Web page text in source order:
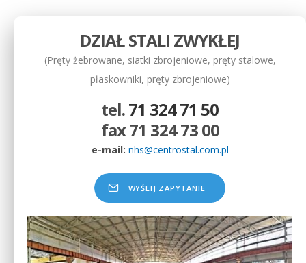
DZIAŁ STALI ZWYKŁEJ
(Pręty żebrowane, siatki zbrojeniowe, pręty stalowe,
płaskowniki, pręty zbrojeniowe)
tel.71 324 71 50
fax 71 324 73 00
e-mail: nhs@centrostal.com.pl
WYŚLIJ ZAPYTANIE